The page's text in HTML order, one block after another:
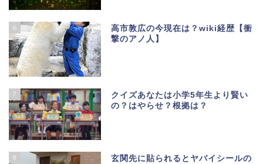
6
高市敦広の今現在は？wiki経歴【衝
撃のアノ人】
7
クイズあなたは小学5年生より賢い
の？はやらせ？根拠は？
8
玄関先に貼られるとヤバイシールの